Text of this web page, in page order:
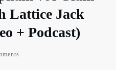
Lattice Jack
+ Podcast)